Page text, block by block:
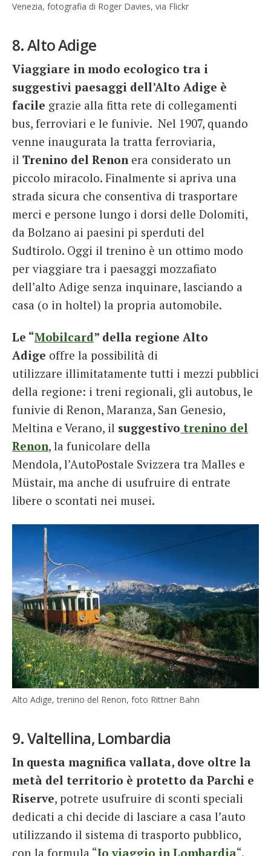
Venezia, fotografia di Roger Davies, via Flickr
8. Alto Adige
Viaggiare in modo ecologico tra i
suggestivi paesaggi dell’Alto Adige è
facile grazie alla fitta rete di collegamenti
bus, ferroviari e le funivie. Nel 1907, quando
venne inaugurata la tratta ferroviaria,
il Trenino del Renon era considerato un
piccolo miracolo. Finalmente si apriva una
strada sicura che consentiva di trasportare
merci e persone lungo i dorsi delle Dolomiti,
da Bolzano ai paesini pi sperduti del
Sudtirolo. Oggi il trenino è un ottimo modo
per viaggiare tra i paesaggi mozzafiato
dell’alto Adige senza inquinare, lasciando a
casa (o in holtel) la propria automobile.
Le “Mobilcard” della regione Alto
Adige offre la possibilità di
utilizzare illimitatamente tutti i mezzi pubblici
della regione: i treni regionali, gli autobus, le
funivie di Renon, Maranza, San Genesio,
Meltina e Verano, il suggestivo trenino del
Renon, la funicolare della
Mendola, l’AutoPostale Svizzera tra Malles e
Müstair, ma anche di usufruire di entrate
libere o scontati nei musei.
Alto Adige, trenino del Renon, foto Rittner Bahn
9. Valtellina, Lombardia
In questa magnifica vallata, dove oltre la
metà del territorio è protetto da Parchi e
Riserve, potrete usufruire di sconti speciali
dedicati a chi decide di lasciare a casa l’auto
utilizzando il sistema di trasporto pubblico,
con la formula “Io viaggio in Lombardia“.